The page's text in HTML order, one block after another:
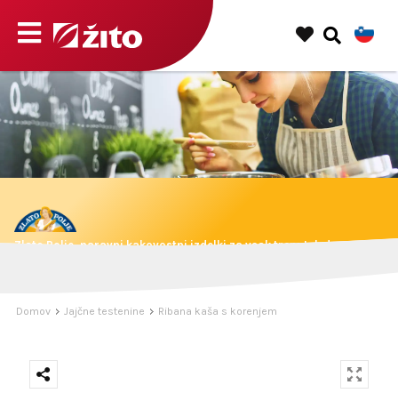
Zlato Polje, naravni kakovostni izdelki za vsak trenutek dneva.
Domov Jajčne testenine Ribana kaša s korenjem